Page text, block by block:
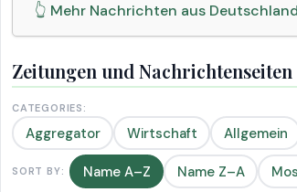
👆 Mehr Nachrichten aus Deutschland
Zeitungen und
CATEGORIES:
Aggregator Wirtschaft Allgemein
SORT BY: Name A–Z Name Z–A